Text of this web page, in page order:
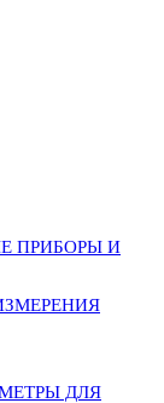
ПРИБОРЫ И
ДЛЯ